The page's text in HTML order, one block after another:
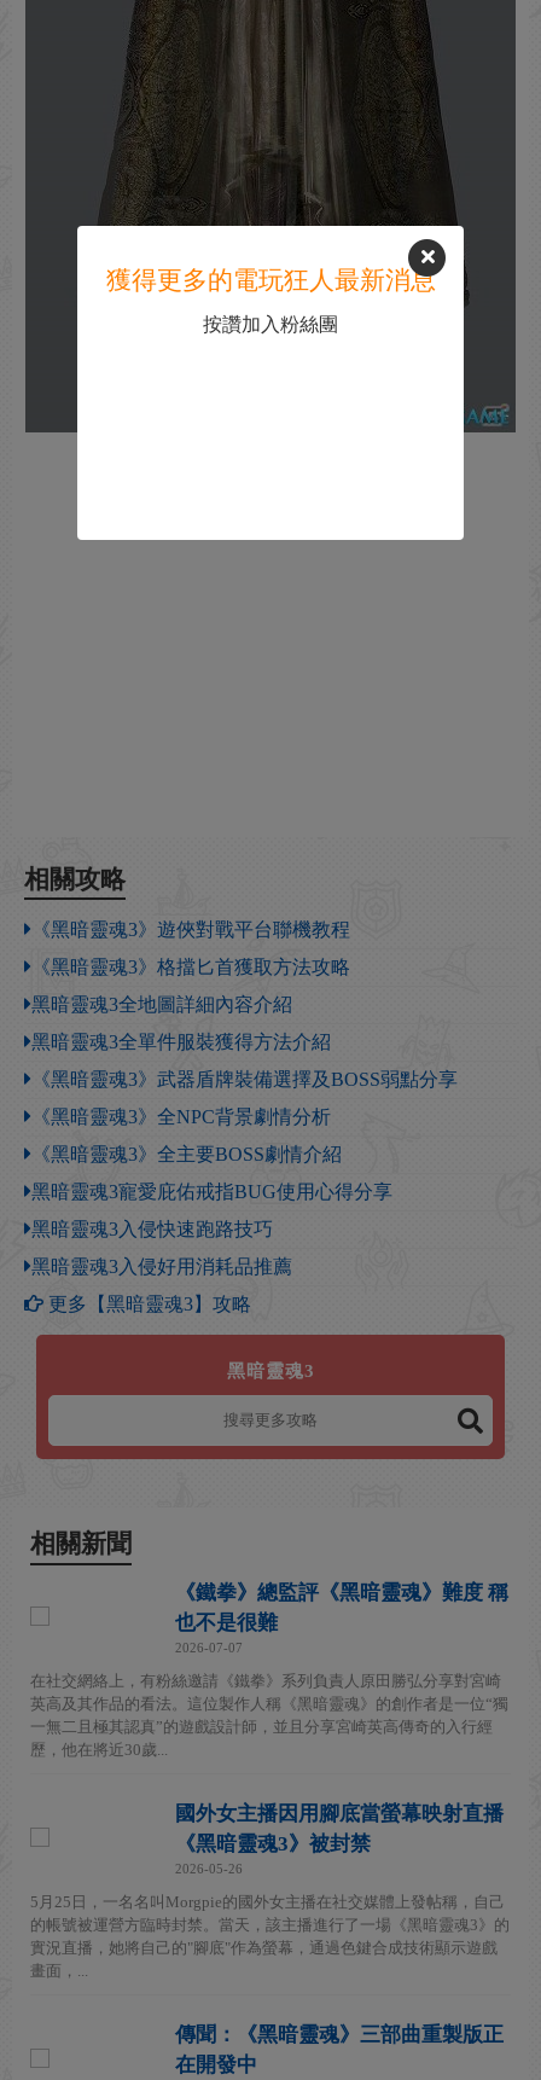
相關攻略
《黑暗靈魂3》遊俠對戰平台聯機教程
《黑暗靈魂3》格擋匕首獲取方法攻略
黑暗靈魂3全地圖詳細內容介紹
黑暗靈魂3全單件服裝獲得方法介紹
《黑暗靈魂3》武器盾牌裝備選擇及BOSS弱點分享
《黑暗靈魂3》全NPC背景劇情分析
《黑暗靈魂3》全主要BOSS劇情介紹
黑暗靈魂3寵愛庇佑戒指BUG使用心得分享
黑暗靈魂3入侵快速跑路技巧
黑暗靈魂3入侵好用消耗品推薦
更多【黑暗靈魂3】攻略
黑暗靈魂3
相關新聞
《鐵拳》總監評《黑暗靈魂》難度 稱
也不是很難
2026-07-07
在社交網絡上，有粉絲邀請《鐵拳》系列負責人原田勝弘分享對宮崎
英高及其作品的看法。這位製作人稱《黑暗靈魂》的創作者是一位“獨
一無二且極其認真”的遊戲設計師，並且分享宮崎英高傳奇的入行經
歷，他在將近30歲...
國外女主播因用腳底當螢幕映射直播
《黑暗靈魂3》被封禁
2026-05-26
5月25日，一名名叫Morgpie的國外女主播在社交媒體上發帖稱，自己
的帳號被運營方臨時封禁。當天，該主播進行了一場《黑暗靈魂3》的
實況直播，她將自己的"腳底"作為螢幕，通過色鍵合成技術顯示遊戲
畫面，...
傳聞：《黑暗靈魂》三部曲重製版正
在開發中
獲得更多的電玩狂人最新消息
按讚加入粉絲團